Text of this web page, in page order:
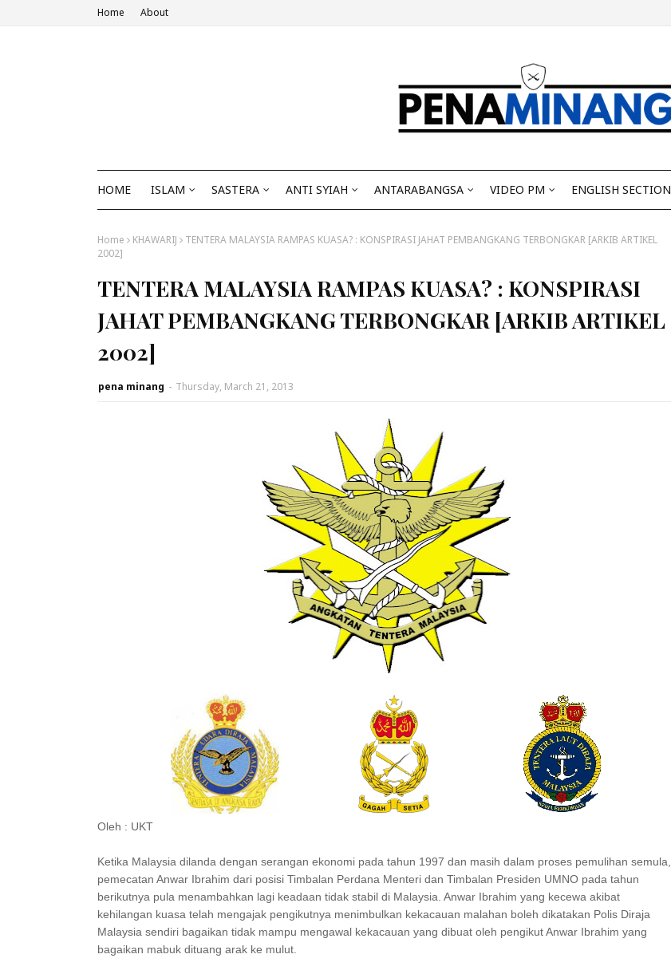
Home About
HOME ISLAM SASTERA ANTI SYIAH ANTARABANGSA VIDEO PM ENGLISH SECTION
Home KHAWARIJ
TENTERA MALAYSIA RAMPAS KUASA? : KONSPIRASI JAHAT PEMBANGKANG TERBONGKAR [ARKIB ARTIKEL
2002]
TENTERA MALAYSIA RAMPAS KUASA? : KONSPIRASI
JAHAT PEMBANGKANG TERBONGKAR [ARKIB ARTIKEL
2002]
pena minang - Thursday, March 21, 2013
Oleh : UKT
Ketika Malaysia dilanda dengan serangan ekonomi pada tahun 1997 dan masih dalam proses pemulihan semula,
pemecatan Anwar Ibrahim dari posisi Timbalan Perdana Menteri dan Timbalan Presiden UMNO pada tahun
berikutnya pula menambahkan lagi keadaan tidak stabil di Malaysia. Anwar Ibrahim yang kecewa akibat
kehilangan kuasa telah mengajak pengikutnya menimbulkan kekacauan malahan boleh dikatakan Polis Diraja
Malaysia sendiri bagaikan tidak mampu mengawal kekacauan yang dibuat oleh pengikut Anwar Ibrahim yang
bagaikan mabuk dituang arak ke mulut.